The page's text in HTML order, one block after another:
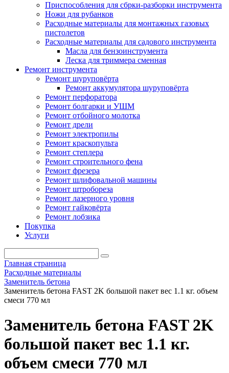
Приспособления для сбрки-разборки инструмента
Ножи для рубанков
Расходные материалы для монтажных газовых
пистолетов
Расходные материалы для садового инструмента
Масла для бензоинструмента
Леска для триммера сменная
Ремонт инструмента
Ремонт шуруповёрта
Ремонт аккумулятора шуруповёрта
Ремонт перфоратора
Ремонт болгарки и УШМ
Ремонт отбойного молотка
Ремонт дрели
Ремонт электропилы
Ремонт краскопульта
Ремонт степлера
Ремонт строительного фена
Ремонт фрезера
Ремонт шлифовальной машины
Ремонт штробореза
Ремонт лазерного уровня
Ремонт гайковёрта
Ремонт лобзика
Покупка
Услуги
Главная страница
Расходные материалы
Заменитель бетона
Заменитель бетона FAST 2K большой пакет вес 1.1 кг. объем
смеси 770 мл
Заменитель бетона FAST 2K
большой пакет вес 1.1 кг.
объем смеси 770 мл